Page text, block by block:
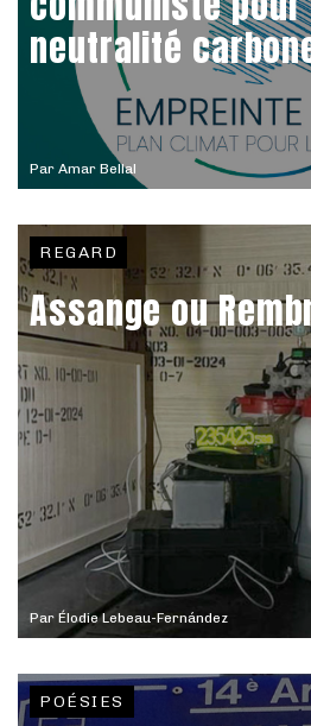
Par Amar Bellal
neutralité
Par Élodie Lebeau-Fernández
REGARD
Assange ou
POÉSIES